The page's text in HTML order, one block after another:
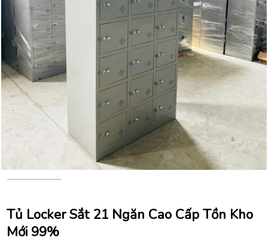
Tủ Locker Sắt 21 Ngăn Cao Cấp Tồn Kho
Mới 99%